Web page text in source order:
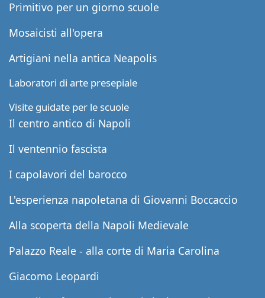
Primitivo per un giorno scuole
Mosaicisti all'opera
Artigiani nella antica Neapolis
Laboratori di arte presepiale
Visite guidate per le scuole
Il centro antico di Napoli
Il ventennio fascista
I capolavori del barocco
L'esperienza napoletana di Giovanni Boccaccio
Alla scoperta della Napoli Medievale
Palazzo Reale - alla corte di Maria Carolina
Giacomo Leopardi